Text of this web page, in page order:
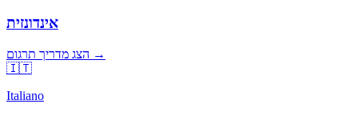
אינדונזית
הצג מדריך תרגום →
🇮🇹
Italiano